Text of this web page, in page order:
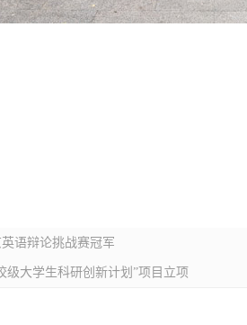
语辩论挑战赛冠军
级大学生科研创新计划”项目立项